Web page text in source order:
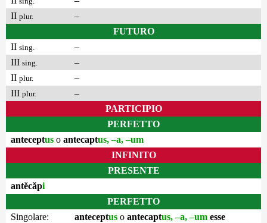
II plur.
–
FUTURO
II sing.
–
III sing.
–
II plur.
–
III plur.
–
PARTICIPIO
PERFETTO
anteceptus o antecaptus, –a, –um
INFINITO
PRESENTE
antĕcăpi
PERFETTO
Singolare:
anteceptus o antecaptus, –a, –um esse